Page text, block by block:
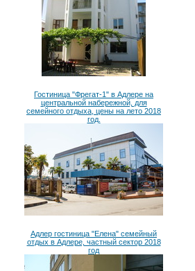
Гостиница "Фрегат-1" в Адлере на
центральной набережной, для
семейного отдыха, цены на лето 2018
год.
Адлер гостиница "Елена" семейный
отдых в Адлере, частный сектор 2018
год